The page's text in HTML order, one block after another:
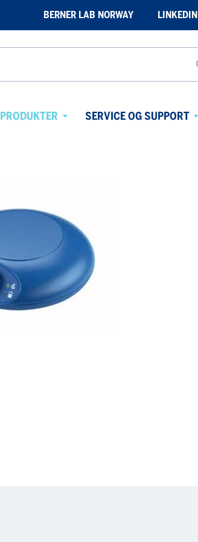
BERNER LAB NORWAY LINKEDIN
PRODUKTER
SERVICE OG SUPPORT